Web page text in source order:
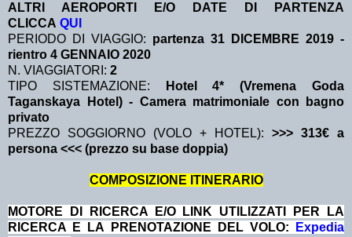
ALTRI AEROPORTI E/O DATE DI PARTENZA
CLICCA QUI
PERIODO DI VIAGGIO: partenza 31 DICEMBRE 2019 -
rientro 4 GENNAIO 2020
N. VIAGGIATORI: 2
TIPO SISTEMAZIONE:
Hotel 4* (Vremena Goda
Taganskaya Hotel) - Camera matrimoniale con bagno
privato
PREZZO SOGGIORNO (VOLO + HOTEL): >>> 313€ a
persona <<< (prezzo su base doppia)
COMPOSIZIONE ITINERARIO
MOTORE DI RICERCA E/O LINK UTILIZZATI PER LA
RICERCA E LA PRENOTAZIONE DEL VOLO:
Expedia